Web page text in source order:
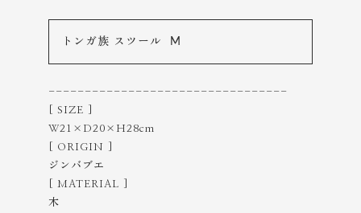
トンガ族 スツール M
---------------------------------
[ SIZE ]
W21×D20×H28cm
[ ORIGIN ]
ジンバブエ
[ MATERIAL ]
木